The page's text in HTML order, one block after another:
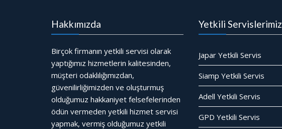
Hakkımızda
Birçok firmanın yetkili servisi olarak
yaptığımız hizmetlerin kalitesinden,
müşteri odaklılığımızdan,
güvenilirliğimizden ve oluşturmuş
olduğumuz hakkaniyet felsefelerinden
ödün vermeden yetkili hizmet servisi
yapmak, vermiş olduğumuz yetkili
Yetkili Servislerimiz
Japar Yetkili Servis
Siamp Yetkili Servis
Adell Yetkili Servis
GPD Yetkili Servis